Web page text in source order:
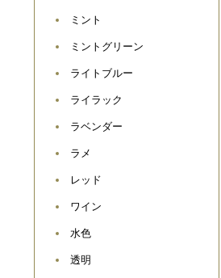
ミント
ミントグリーン
ライトブルー
ライラック
ラベンダー
ラメ
レッド
ワイン
水色
透明